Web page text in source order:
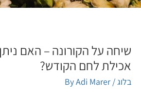
שיחה על הקורונה – האם
אכילת לחם הקודש?
בלוג/ By
Adi Marer